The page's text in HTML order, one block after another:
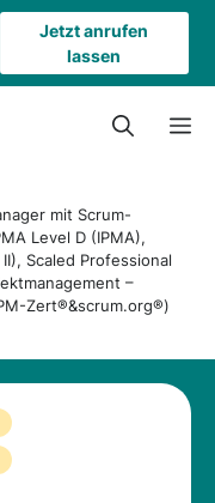
Jetzt anrufen
lassen
mit Scrum-
Level D (IPMA),
Scaled Professional
–
Zert®&scrum.org®)